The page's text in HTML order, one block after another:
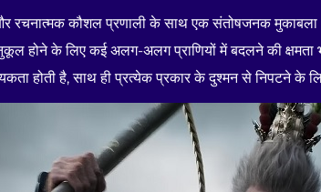
रचनात्मक कौशल प्रणाली के साथ एक संतोषजनक
होने के लिए कई अलग-अलग प्राणियों में बदलने की
होती है, साथ ही प्रत्येक प्रकार के दुश्मन से निपटने के